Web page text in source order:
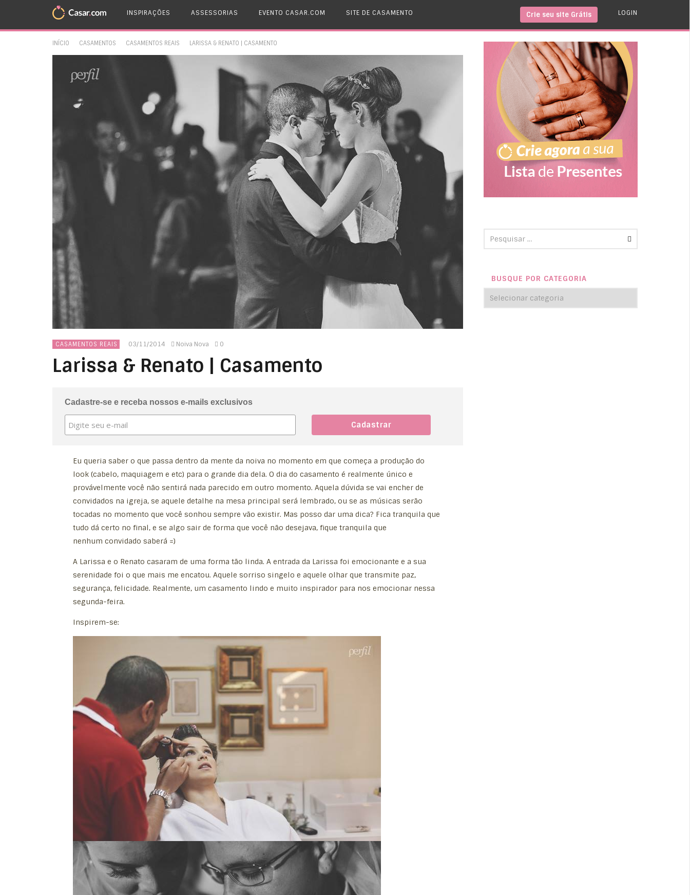
INSPIRAÇÕES ASSESSORIAS EVENTO CASAR.COM SITE DE CASAMENTO LOGIN
Crie seu site Grátis
INÍCIO CASAMENTOS CASAMENTOS REAIS LARISSA & RENATO | CASAMENTO
CASAMENTOS REAIS 03/11/2014 Noiva Nova 0
Larissa & Renato | Casamento
Cadastre-se e receba nossos e-mails exclusivos
Eu queria saber o que passa dentro da mente da noiva no momento em que começa a produção do
look (cabelo, maquiagem e etc) para o grande dia dela. O dia do casamento é realmente único e
provávelmente você não sentirá nada parecido em outro momento. Aquela dúvida se vai encher de
convidados na igreja, se aquele detalhe na mesa principal será lembrado, ou se as músicas serão
tocadas no momento que você sonhou sempre vão existir. Mas posso dar uma dica? Fica tranquila que
tudo dá certo no final, e se algo sair de forma que você não desejava, fique tranquila que
nenhum convidado saberá =)
A Larissa e o Renato casaram de uma forma tão linda. A entrada da Larissa foi emocionante e a sua
serenidade foi o que mais me encatou. Aquele sorriso singelo e aquele olhar que transmite paz,
segurança, felicidade. Realmente, um casamento lindo e muito inspirador para nos emocionar nessa
segunda-feira.
Inspirem-se:
BUSQUE POR CATEGORIA